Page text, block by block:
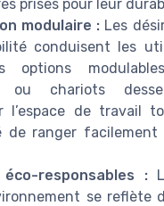
prisés pour leur
modulaire : Les
conduisent les
options
ou chariots
l’espace de travail
de ranger
responsables :
se reflète